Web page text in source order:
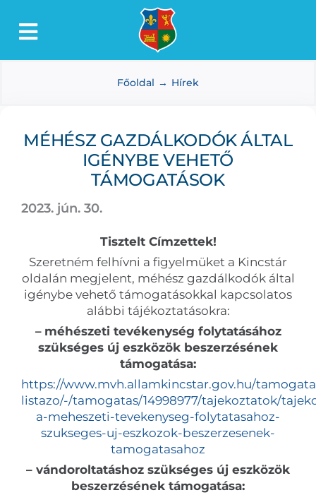
Toggle
Lőkösháza
Dokumentumtár
Választás
Főoldal Hírek
MÉHÉSZ GAZDÁLKODÓK ÁLTAL
IGÉNYBE VEHETŐ
TÁMOGATÁSOK
2023. jún. 30.
Tisztelt Címzettek!
Szeretném felhívni a figyelmüket a Kincstár
oldalán megjelent, méhész gazdálkodók által
igénybe vehető támogatásokkal kapcsolatos
alábbi tájékoztatásokra:
– méhészeti tevékenység folytatásához
szükséges új eszközök beszerzésének
támogatása:
https://www.mvh.allamkincstar.gov.hu/
listazo/-/tamogatas/14998977/tajekoztatok/
a-meheszeti-tevekenyseg-folytatasahoz-
szukseges-uj-eszkozok-beszerzesenek-
tamogatasahoz
– vándoroltatáshoz szükséges új eszközök
beszerzésének támogatása: